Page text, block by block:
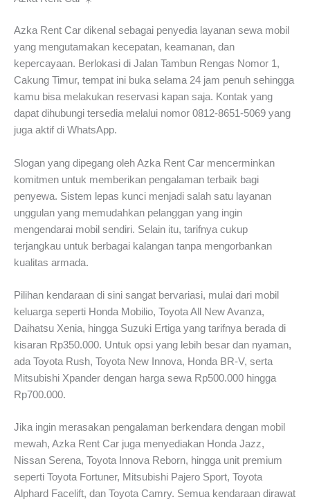
Azka Rent Car dikenal sebagai penyedia layanan sewa mobil
yang mengutamakan kecepatan, keamanan, dan
kepercayaan. Berlokasi di Jalan Tambun Rengas Nomor 1,
Cakung Timur, tempat ini buka selama 24 jam penuh sehingga
kamu bisa melakukan reservasi kapan saja. Kontak yang
dapat dihubungi tersedia melalui nomor 0812-8651-5069 yang
juga aktif di WhatsApp.
Slogan yang dipegang oleh Azka Rent Car mencerminkan
komitmen untuk memberikan pengalaman terbaik bagi
penyewa. Sistem lepas kunci menjadi salah satu layanan
unggulan yang memudahkan pelanggan yang ingin
mengendarai mobil sendiri. Selain itu, tarifnya cukup
terjangkau untuk berbagai kalangan tanpa mengorbankan
kualitas armada.
Pilihan kendaraan di sini sangat bervariasi, mulai dari mobil
keluarga seperti Honda Mobilio, Toyota All New Avanza,
Daihatsu Xenia, hingga Suzuki Ertiga yang tarifnya berada di
kisaran Rp350.000. Untuk opsi yang lebih besar dan nyaman,
ada Toyota Rush, Toyota New Innova, Honda BR-V, serta
Mitsubishi Xpander dengan harga sewa Rp500.000 hingga
Rp700.000.
Jika ingin merasakan pengalaman berkendara dengan mobil
mewah, Azka Rent Car juga menyediakan Honda Jazz,
Nissan Serena, Toyota Innova Reborn, hingga unit premium
seperti Toyota Fortuner, Mitsubishi Pajero Sport, Toyota
Alphard Facelift, dan Toyota Camry. Semua kendaraan dirawat